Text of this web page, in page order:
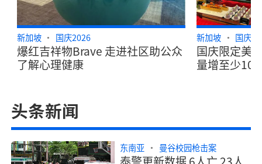
爆红吉祥物Brave 走进社区助公众
了解心理健康
新加坡 国庆2026
国庆限定美
量增至少
新加坡 国庆
头条新闻
东南亚 曼谷校园枪击案